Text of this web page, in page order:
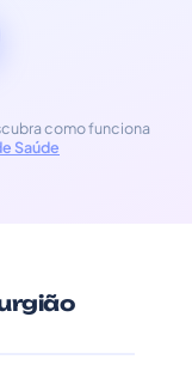
como funciona
Saúde